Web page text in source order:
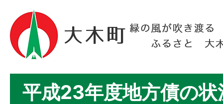
平成23年度地方債の状